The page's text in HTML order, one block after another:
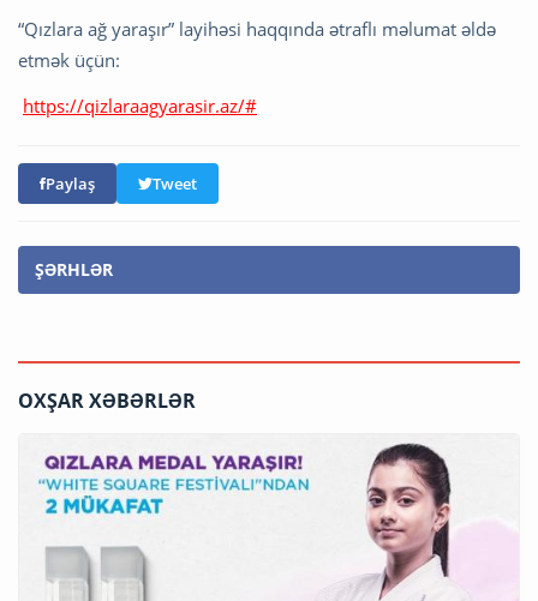
“Qızlara ağ yaraşır” layihəsi haqqında ətraflı məlumat əldə
etmək üçün:
https://qizlaraagyarasir.az/#
Paylaş Tweet
ŞƏRHLƏR
OXŞAR XƏBƏRLƏR